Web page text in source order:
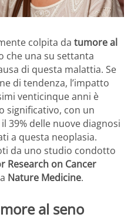
colpita da tumore al
che una su settanta
di questa malattia. Se
di tendenza, l’impatto
venticinque anni è
significativo, con un
39% delle nuove diagnosi
a questa neoplasia.
da uno studio condotto
Research on Cancer
Nature Medicine.
al seno